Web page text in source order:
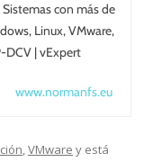
con más de
Linux, VMware,
DCV | vExpert
www.normanfs.eu
,VMware y está